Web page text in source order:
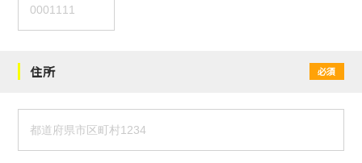
住所 必須